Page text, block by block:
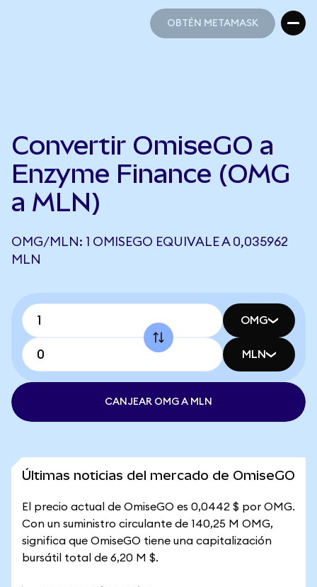
OBTÉN METAMASK
Convertir OmiseGO a
Enzyme Finance (OMG
a MLN)
OMG/MLN: 1 OMISEGO EQUIVALE A 0,035962
MLN
OMG
MLN
CANJEAR OMG A MLN
Últimas noticias del mercado de OmiseGO
El precio actual de OmiseGO es 0,0442 $ por OMG.
Con un suministro circulante de 140,25 M OMG,
significa que OmiseGO tiene una capitalización
bursátil total de 6,20 M $.